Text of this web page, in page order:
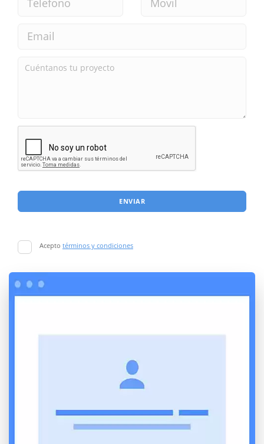
ENVIAR
Acepto términos y condiciones